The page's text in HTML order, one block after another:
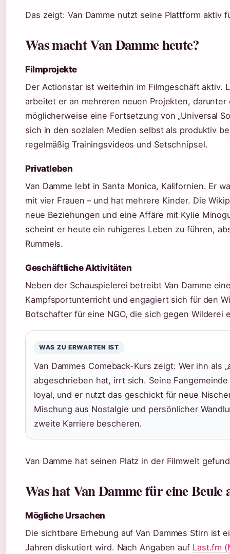
Das zeigt: Van Damme nutzt seine Plattform aktiv
Was macht Van Damme heute?
Filmprojekte
Der Actionstar ist weiterhin im Filmgeschäft aktiv.
arbeitet er an mehreren neuen Projekten,
möglicherweise eine Fortsetzung von „Universal
sich in den sozialen Medien selbst als produktiv
regelmäßig Trainingsvideos und Setschnipsel.
Privatleben
Van Damme lebt in Santa Monica, Kalifornien. Er
mit vier Frauen – und hat mehrere Kinder. Die
neue Beziehungen und eine Affäre mit Kylie
scheint er heute ein ruhigeres Leben zu führen,
Rummels.
Geschäftliche Aktivitäten
Neben der Schauspielerei betreibt Van Damme
Kampfsportunterricht und engagiert sich für den
Botschafter für eine NGO, die sich gegen Wilderei
WAS ZU ERWARTEN IST
Van Dammes Comeback-Kurs zeigt: Wer ihn als
abgeschrieben hat, irrt sich. Seine
loyal, und er nutzt das geschickt für neue
Mischung aus Nostalgie und persönlicher
zweite Karriere bescheren.
Van Damme hat seinen Platz in der Filmwelt
Was hat Van Damme für eine Beule
Mögliche Ursachen
Die sichtbare Erhebung auf Van Dammes Stirn ist
Jahren diskutiert wird. Nach Angaben auf Last.fm